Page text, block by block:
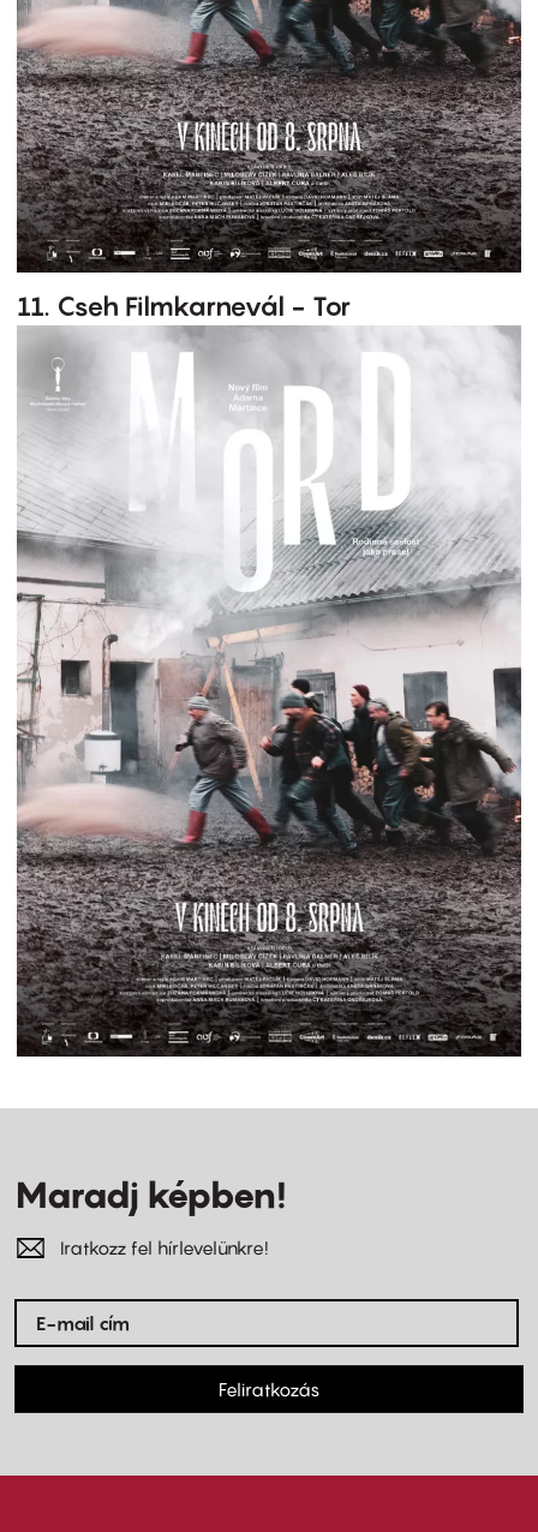
11. Cseh Filmkarnevál - Tor
Maradj képben!
Iratkozz fel hírlevelünkre!
Feliratkozás